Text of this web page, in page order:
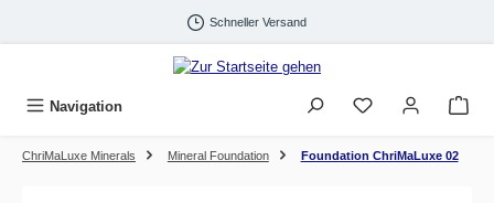
Schneller Versand
Navigation
ChriMaLuxe Minerals Mineral Foundation Foundation ChriMaLuxe 02